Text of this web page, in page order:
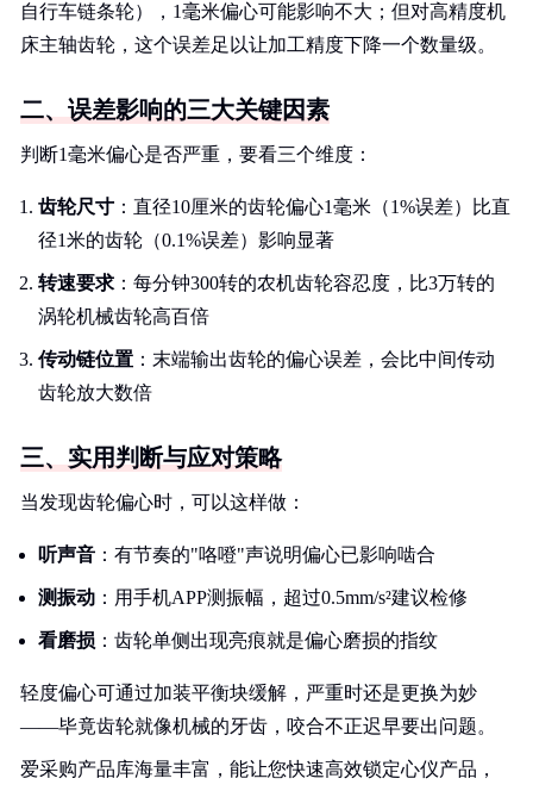
自行车链条轮），1毫米偏心可能影响不大；但对高精度机
床主轴齿轮，这个误差足以让加工精度下降一个数量级。
二、误差影响的三大关键因素
判断1毫米偏心是否严重，要看三个维度：
齿轮尺寸 ：直径10厘米的齿轮偏心1毫米（1%误差）比直
径1米的齿轮（0.1%误差）影响显著
转速要求 ：每分钟300转的农机齿轮容忍度，比3万转的
涡轮机械齿轮高百倍
传动链位置 ：末端输出齿轮的偏心误差，会比中间传动
齿轮放大数倍
三、实用判断与应对策略
当发现齿轮偏心时，可以这样做：
听声音 ：有节奏的"咯噔"声说明偏心已影响啮合
测振动 ：用手机APP测振幅，超过0.5mm/s²建议检修
看磨损 ：齿轮单侧出现亮痕就是偏心磨损的指纹
轻度偏心可通过加装平衡块缓解，严重时还是更换为妙
——毕竟齿轮就像机械的牙齿，咬合不正迟早要出问题。
爱采购产品库海量丰富，能让您快速高效锁定心仪产品，